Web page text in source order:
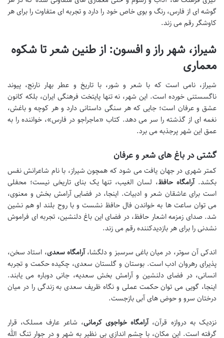
گوشه ای از فارس، رنگ و بوی خاص خود را دارد و تجربه ای متفاوت را برای هر
کاوشگر رقم می زند.
شیراز، شهر راز و افسون: از طنین شعر تا شکوه
معماری
شیراز، نامی است که با شعر و شور، با تاریخ و عطر بهار نارنج، پیوند
ناگسستنی خورده است. این شهر، نه تنها پایتخت فرهنگی ایران، بلکه کانون
عشق و عرفان است؛ جایی که هر سنگی داستانی دارد و هر کوچه و باغش،
نغمه ای از گذشته را سر می دهد. کتاب «ماجراجو در فارس»، خواننده را به
عمق این شهر پرجذبه می برد.
گشتی در باغ های شعر و عرفان
کمتر شهری در جهان یافت می شود که همچون شیراز، با نام شاعرانش نفس
بکشد.آرامگاه حافظ، لسان الغیب، تنها یک بنای تاریخی نیست؛ محفلی
است برای عاشقان شعر و ادبیات. اینجا، در فضایی آرامش بخش و معنوی،
می توان ساعت ها به خواندن فال حافظ نشست و با روح بلند او هم نشین
شد. صدای زمزمه اشعار حافظ، در فضای این باغ دلنشین، تجربه ای فراموش
نشدنی را برای هر بازدیدکننده رقم می زند.
اندکی آن سوتر، در میان باغی سرسبز و دلگشا،آرامگاه سعدی، استاد سخن،
پذیرای رهروان ادب است. بوستان و گلستان سعدی، چکیده حکمت و تجربه
انسانی، در فضای دلنشین و آرامش بخش سعدیه، جانی دوباره می یابند.
اینجا، گویی می توان حکمت عملی و نگاه ظریف سعدی به زندگی را در میان
درختان سرو و حوض های آبی بازجست.
نزدیک به دروازه قرآن،آرامگاه خواجوی کرمانی، شاعر عارف مسلک، قرار
گرفته است. این مکان، با چشم اندازی بی نظیر به شهر و در جوار تنگ الله